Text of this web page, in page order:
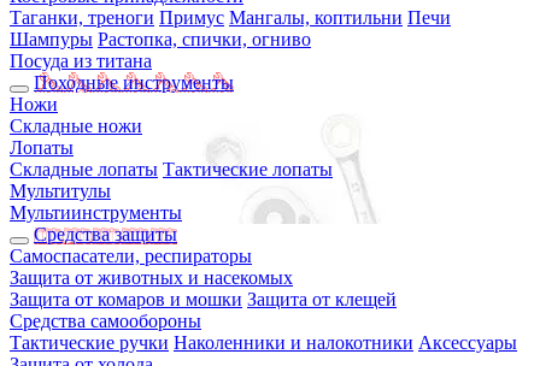
Таганки, треноги Примус Мангалы, коптильни Печи
Шампуры Растопка, спички, огниво
Посуда из титана
Походные инструменты
Ножи
Складные ножи
Лопаты
Складные лопаты Тактические лопаты
Мультитулы
Мультиинструменты
Средства защиты
Самоспасатели, респираторы
Защита от животных и насекомых
Защита от комаров и мошки Защита от клещей
Средства самообороны
Тактические ручки Наколенники и налокотники Аксессуары